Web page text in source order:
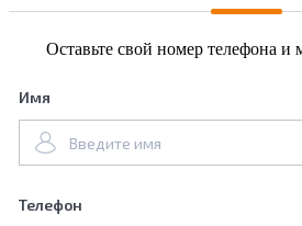
Оставьте свой номер телефона
Имя
Телефон